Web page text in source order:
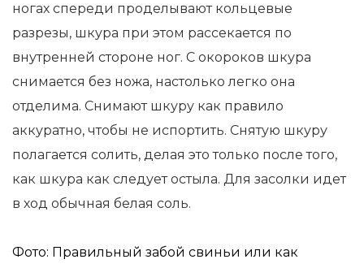
ногах спереди проделывают кольцевые
разрезы, шкура при этом рассекается по
внутренней стороне ног. С окороков шкура
снимается без ножа, настолько легко она
отделима. Снимают шкуру как правило
аккуратно, чтобы не испортить. Снятую шкуру
полагается солить, делая это только после того,
как шкура как следует остыла. Для засолки идет
в ход обычная белая соль.
Фото: Правильный забой свиньи или как